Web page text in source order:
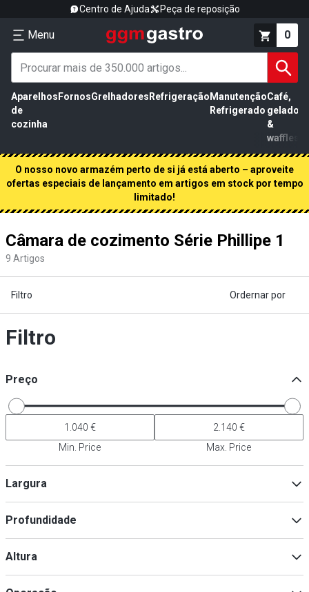
Centro de Ajuda Peça de reposição
Menu 0
Aparelhos
de
cozinha
FornosGrelhadores Refrigeração Manutenção
Refrigerado
Café,
gelados
&
waffles
O nosso novo armazém perto de si já está aberto – aproveite
ofertas especiais de lançamento em artigos em stock por tempo
limitado!
Câmara de cozimento Série Phillipe 1
9 Artigos
Filtro Ordernar por
Filtro
Preço
Min. Price Max. Price
Largura
Profundidade
Altura